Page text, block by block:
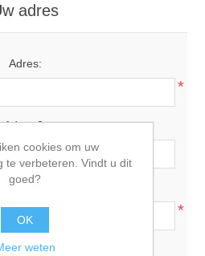
adres
Adres:
*
Adres 2:
Postcode:
*
Plaats:
cookies om uw
te verbeteren. Vindt u dit
goed?
OK
weten